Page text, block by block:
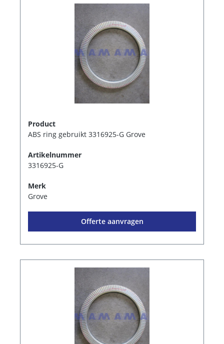
Product
ABS ring gebruikt 3316925-G Grove
Artikelnummer
3316925-G
Merk
Grove
Offerte aanvragen